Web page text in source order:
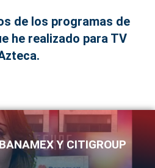
de los programas de
he realizado para TV
Y CITIGROUP